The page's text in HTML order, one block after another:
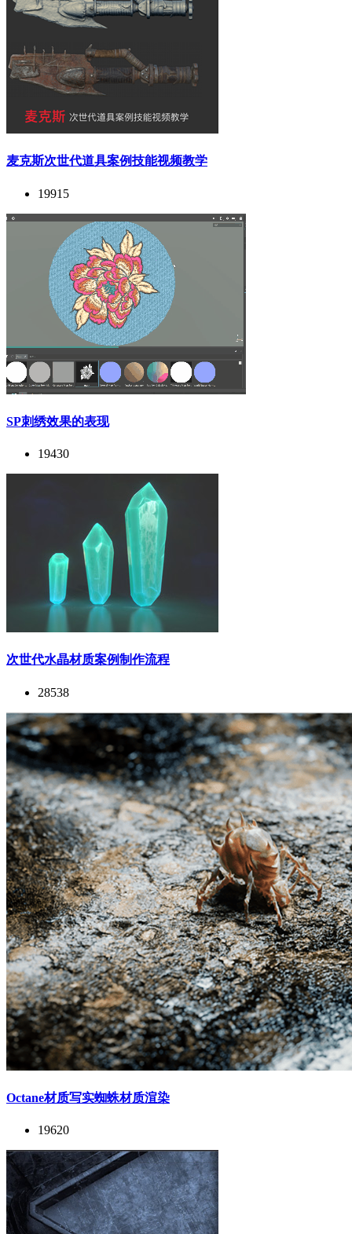
麦克斯次世代道具案例技能视频教学
19915
SP刺绣效果的表现
19430
次世代水晶材质案例制作流程
28538
Octane材质写实蜘蛛材质渲染
19620